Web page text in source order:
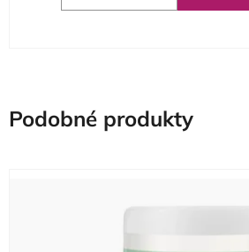
Podobné produkty